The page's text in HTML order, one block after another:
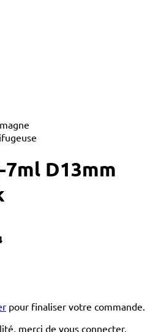
D13mm
pour finaliser votre commande.
merci de vous connecter.